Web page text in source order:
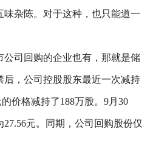
味杂陈。对于这种，也只能道一
司回购的企业也有，那就是储
，公司控股股东最近一次减持
价格减持了188万股。9月30
元。同期，公司回购股份仅